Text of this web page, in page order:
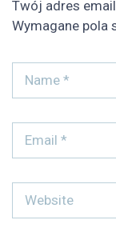
Twój adres
Wymagane pola